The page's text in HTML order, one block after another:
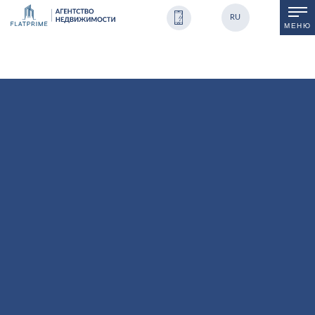
RU
МЕНЮ
search-field js-search